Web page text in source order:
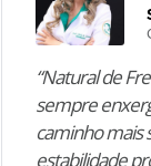
“Natural de
sempre
caminho mais
estabilidade